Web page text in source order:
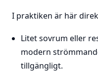
I praktiken är här
Litet sovrum eller
modern
tillgängligt.